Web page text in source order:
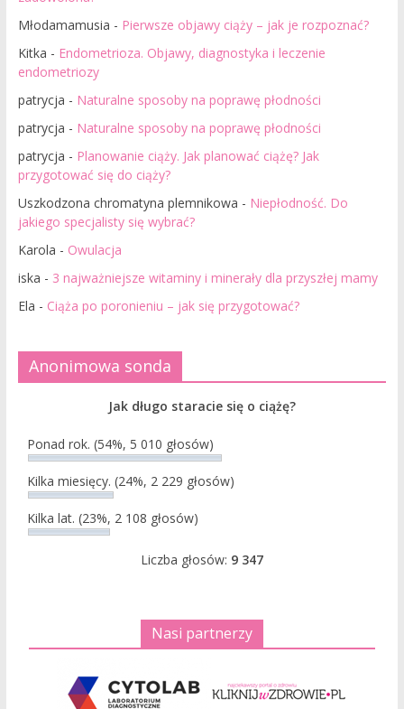
Młodamamusia - Pierwsze objawy ciąży – jak je rozpoznać?
Kitka - Endometrioza. Objawy, diagnostyka i leczenie
endometriozy
patrycja - Naturalne sposoby na poprawę płodności
patrycja - Naturalne sposoby na poprawę płodności
patrycja - Planowanie ciąży. Jak planować ciążę? Jak
przygotować się do ciąży?
Uszkodzona chromatyna plemnikowa - Niepłodność. Do
jakiego specjalisty się wybrać?
Karola - Owulacja
iska - 3 najważniejsze witaminy i minerały dla przyszłej mamy
Ela - Ciąża po poronieniu – jak się przygotować?
Anonimowa sonda
Jak długo staracie się o ciążę?
Ponad rok. (54%, 5 010 głosów)
Kilka miesięcy. (24%, 2 229 głosów)
Kilka lat. (23%, 2 108 głosów)
Liczba głosów: 9 347
Nasi partnerzy